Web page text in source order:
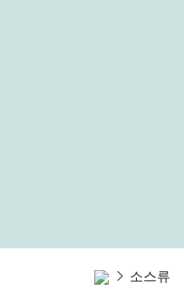
소스류